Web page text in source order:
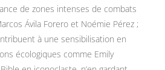
de zones intenses de combats
Ávila Forero et Noémie Pérez ;
à une sensibilisation en
écologiques comme Emily